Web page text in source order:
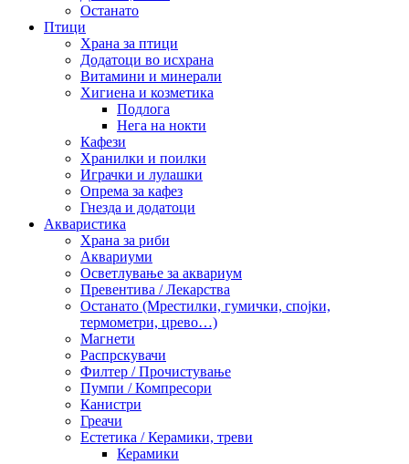
Останато
Птици
Храна за птици
Додатоци во исхрана
Витамини и минерали
Хигиена и козметика
Подлога
Нега на нокти
Кафези
Хранилки и поилки
Играчки и лулашки
Опрема за кафез
Гнезда и додатоци
Акваристика
Храна за риби
Аквариуми
Осветлување за аквариум
Превентива / Лекарства
Останато (Мрестилки, гумички, спојки,
термометри, црево…)
Магнети
Распрскувачи
Филтер / Прочистување
Пумпи / Компресори
Канистри
Греачи
Естетика / Керамики, треви
Керамики